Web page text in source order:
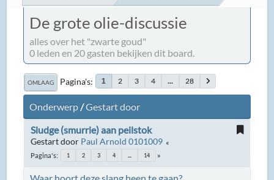
De grote olie-discussie
alles over het "zwarte goud"
0 leden en 20 gasten bekijken dit board.
OMLAAG Pagina's 1 2 3 4 ... 28
Onderwerp/Gestart door
Sludge (smurrie) aan peilstok
Gestart door Paul Arnold 0101009
Pagina's 1 2 3 4 14
Waar hoort deze slang heen te gaan?